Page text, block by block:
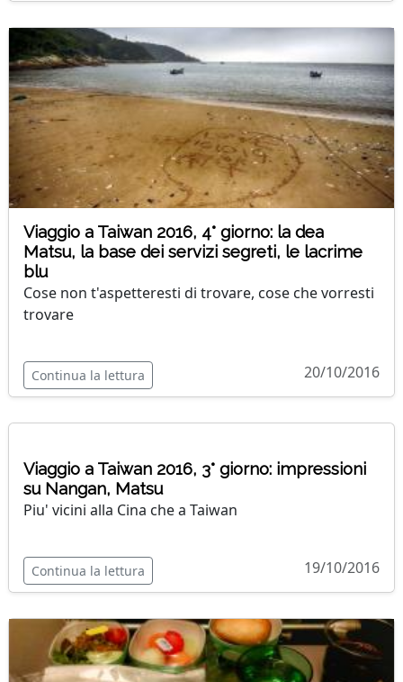
Viaggio a Taiwan 2016, 4° giorno: la dea
Matsu, la base dei servizi segreti, le lacrime
blu
Cose non t'aspetteresti di trovare, cose che vorresti
trovare
Continua la lettura 20/10/2016
Viaggio a Taiwan 2016, 3° giorno: impressioni
su Nangan, Matsu
Piu' vicini alla Cina che a Taiwan
Continua la lettura 19/10/2016